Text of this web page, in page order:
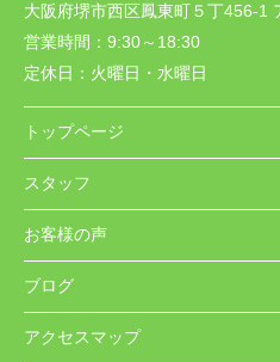
大阪府堺市西区鳳東町５丁456-1
営業時間： 9:30～18:30
定休日： 火曜日・水曜日
トップページ
スタッフ
お客様の声
ブログ
アクセスマップ